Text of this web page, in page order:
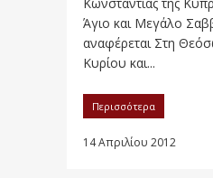
Άγιο και Μεγάλο
αναφέρεται Στη
Κυρίου και...
Περισσότερα
14 Απριλίου 2012